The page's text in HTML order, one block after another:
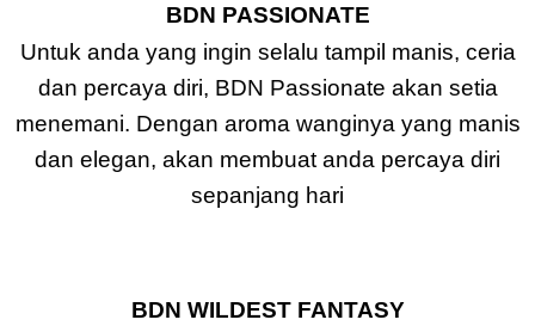
BDN PASSIONATE
Untuk anda yang ingin selalu tampil manis, ceria
dan percaya diri, BDN Passionate akan setia
menemani. Dengan aroma wanginya yang manis
dan elegan, akan membuat anda percaya diri
sepanjang hari
BDN WILDEST FANTASY